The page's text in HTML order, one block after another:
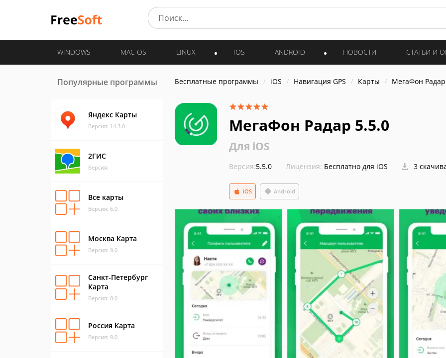
WINDOWS MAC OS LINUX IOS ANDROID НОВОСТИ СТАТЬИ И
Популярные программы
Яндекс Карты
Версия: 14.3.0
2ГИС
Версия:
Все карты
Версия: 6.0
Москва Карта
Версия: 9.0
Санкт-Петербург
Карта
Версия: 8.0
Россия Карта
Версия: 9.0
Бесплатные программы iOS Навигация GPS Карты МегаФон Радар
МегаФон Радар 5.5.0
Для iOS
Версия:5.5.0 Лицензия: Бесплатно для iOS 3
Android
iOS